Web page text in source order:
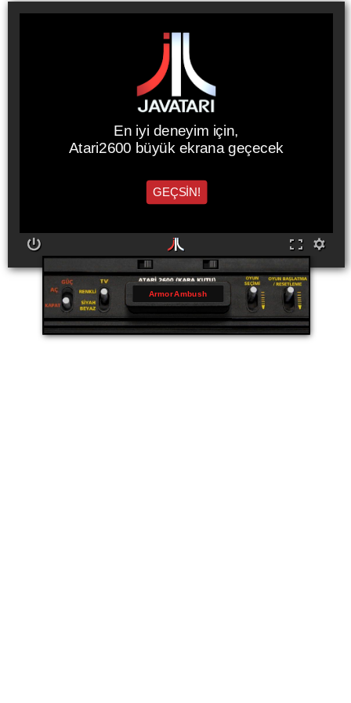
En iyi deneyim için,
Atari2600 büyük ekrana geçecek
GEÇSİN!
Armor Ambush